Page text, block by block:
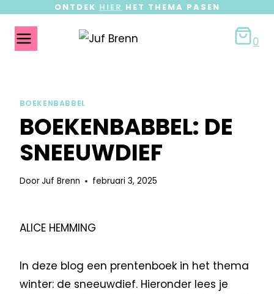
ONTDEK HIER HET THEMA PASEN
0
BOEKENBABBEL
BOEKENBABBEL: DE
SNEEUWDIEF
DoorJuf Brenn februari 3, 2025
ALICE HEMMING
In deze blog een prentenboek in het thema
winter: de sneeuwdief. Hieronder lees je